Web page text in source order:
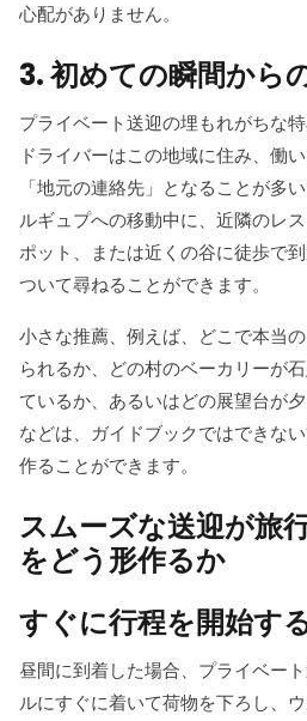
心配がありません。
3. 初めての瞬間から
プライベート送迎の埋もれがちな
ドライバーはこの地域に住み、働
「地元の連絡先」となることが多
ルギュプへの移動中に、近隣のレ
ポット、または近くの谷に徒歩で
ついて尋ねることができます。
小さな推薦、例えば、どこで本当
られるか、どの村のベーカリーが
ているか、あるいはどの展望台が
などは、ガイドブックではできな
作ることができます。
スムーズな送迎が旅
をどう形作るか
すぐに行程を開始す
昼間に到着した場合、プライベー
ルにすぐに着いて荷物を下ろし、